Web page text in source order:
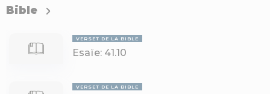
Bible
VERSET DE LA BIBLE
Esaïe: 41.10
VERSET DE LA BIBLE